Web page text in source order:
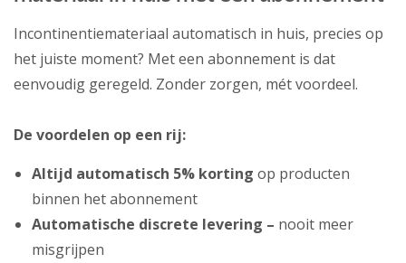
Incontinentiemateriaal automatisch in huis, precies op
het juiste moment? Met een abonnement is dat
eenvoudig geregeld. Zonder zorgen, mét voordeel.
De voordelen op een rij:
Altijd automatisch 5% korting op producten
binnen het abonnement
Automatische discrete levering – nooit meer
misgrijpen